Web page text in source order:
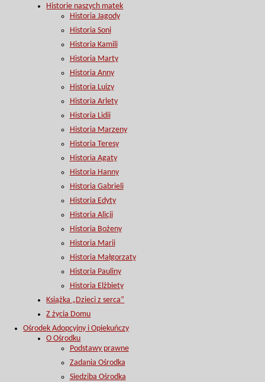
Historie naszych matek
Historia Jagody
Historia Soni
Historia Kamili
Historia Marty
Historia Anny
Historia Luizy
Historia Arlety
Historia Lidii
Historia Marzeny
Historia Teresy
Historia Agaty
Historia Hanny
Historia Gabrieli
Historia Edyty
Historia Alicji
Historia Bożeny
Historia Marii
Historia Małgorzaty
Historia Pauliny
Historia Elżbiety
Książka „Dzieci z serca”
Z życia Domu
Ośrodek Adopcyjny i Opiekuńczy
O Ośrodku
Podstawy prawne
Zadania Ośrodka
Siedziba Ośrodka